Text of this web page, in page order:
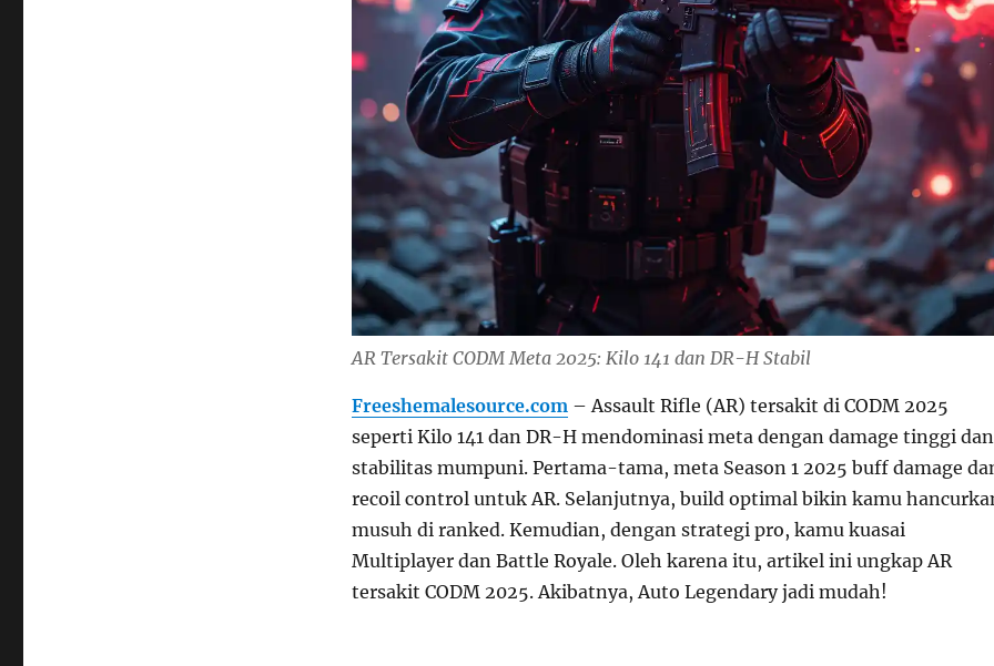
AR Tersakit CODM Meta 2025: Kilo 141 dan DR-H Stabil
Freeshemalesource.com– Assault Rifle (AR) tersakit di CODM 2025
seperti Kilo 141 dan DR-H mendominasi meta dengan damage tinggi dan
stabilitas mumpuni. Pertama-tama, meta Season 1 2025 buff damage
recoil control untuk AR. Selanjutnya, build optimal bikin kamu
musuh di ranked. Kemudian, dengan strategi pro, kamu kuasai
Multiplayer dan Battle Royale. Oleh karena itu, artikel ini ungkap AR
tersakit CODM 2025. Akibatnya, Auto Legendary jadi mudah!